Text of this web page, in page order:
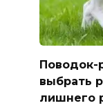
Поводок-
выбрать
лишнего